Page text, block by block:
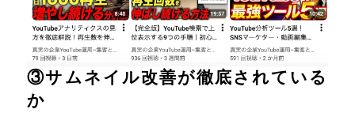
③サムネイル改善が徹底されている
か